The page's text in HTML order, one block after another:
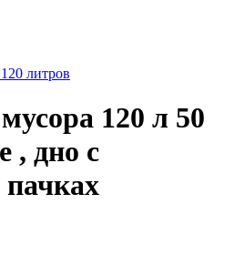
литров
120 л 50
, дно с